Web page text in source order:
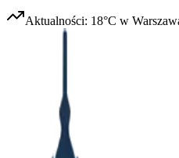
Aktualności: 18°C w